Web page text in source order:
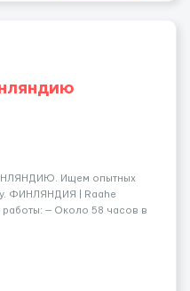
Ищем опытных
ФИНЛЯНДИЯ | Raahe
работы: — Около 58 часов в
скорее....